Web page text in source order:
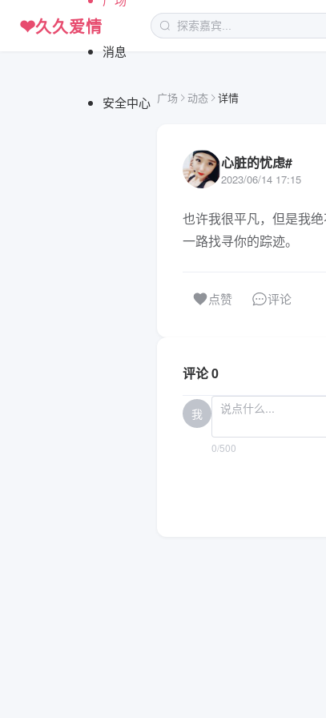
❤久久爱情
消息
安全中心 广场 动态 详情
心脏的忧虑#
2023/06/14 17:15
也许我很平凡，但是我
一路找寻你的踪迹。
点赞 评论
评论 0
我
0/500